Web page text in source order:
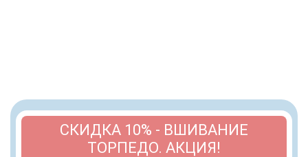
СКИДКА 10% - ВШИВАНИЕ
ТОРПЕДО. АКЦИЯ!